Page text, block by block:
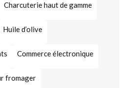
Charcuterie haut de gamme
Huile d’olive
Commerce électronique
fromager